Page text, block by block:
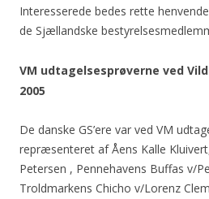
Interesserede bedes rette
de Sjællandske
VM udtagelsesprøverne ved
2005
De danske GS’ere var ved VM
repræsenteret af Åens Kalle
Petersen , Pennehavens Buffas v/
Troldmarkens Chicho v/Lorenz